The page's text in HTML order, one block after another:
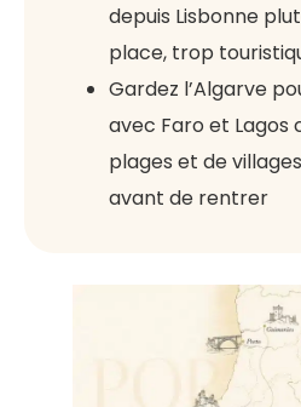
depuis Lisbonne
place, trop
Gardez l’Algarve
avec Faro et Lagos
plages et de
avant de rentrer